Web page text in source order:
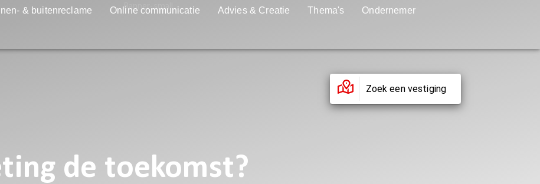
& buitenreclame Online communicatie Advies & Creatie Thema's
Ondernemer
Zoek een vestiging
de toekomst?